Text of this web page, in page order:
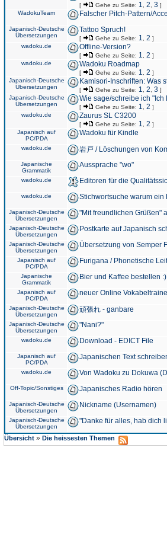
[ Gehe zu Seite: 1 2 3 ]
WadokuTeam
Falscher Pitch-Pattern/
Japanisch-Deutsche
Übersetzungen
Tattoo Spruch!
[ Gehe zu Seite: 1 2 ]
wadoku.de
Offline-Version?
[ Gehe zu Seite: 1 2 ]
wadoku.de
Wadoku Roadmap
[ Gehe zu Seite: 1 2 ]
Japanisch-Deutsche
Übersetzungen
Kamisori-Inschriften: Was
[ Gehe zu Seite: 1 2 3 ]
Japanisch-Deutsche
Übersetzungen
Wie sage/schreibe ich "Ich
[ Gehe zu Seite: 1 2 ]
wadoku.de
Zaurus SL C3200
[ Gehe zu Seite: 1 2 ]
Japanisch auf
PC/PDA
Wadoku für Kindle
wadoku.de 岩戸 / Löschungen von
Japanische
Grammatik
Aussprache "wo"
wadoku.de Editoren für die
wadoku.de Stichwortsuche warum
Japanisch-Deutsche
Übersetzungen
"Mit freundlichen Grüßen"
Japanisch-Deutsche
Übersetzungen
Postkarte auf Japanisch
Japanisch-Deutsche
Übersetzungen
Übersetzung von Semper
Japanisch auf
PC/PDA
Furigana / Phonetische
Japanische
Grammatik
Bier und Kaffee bestellen :)
Japanisch auf
PC/PDA
neuer Online
Japanisch-Deutsche
Übersetzungen
頑張れ - ganbare
Japanisch-Deutsche
Übersetzungen
"Nani?"
wadoku.de Download - EDICT File
Japanisch auf
PC/PDA
Japanischen Text
wadoku.de Von Wadoku zu Dokuwa
Off-Topic/Sonstiges Japanisches Radio hören
Japanisch-Deutsche
Übersetzungen
Nickname (Usernamen)
Japanisch-Deutsche
Übersetzungen
"Danke für alles, hab dich
Übersicht » Die heissesten Themen